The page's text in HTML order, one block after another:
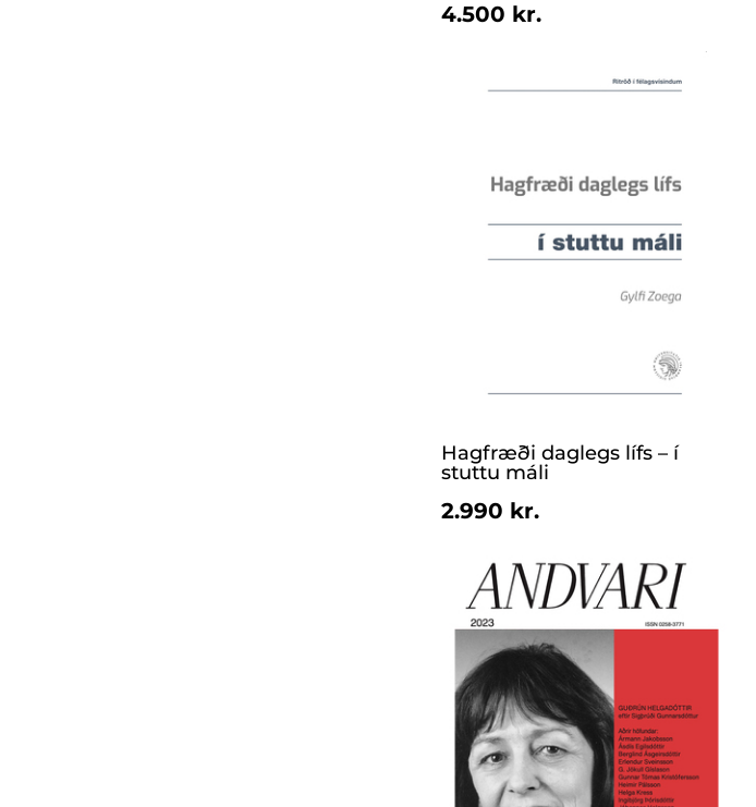
4.500 kr.
Hagfræði daglegs lífs – í
stuttu máli
2.990 kr.